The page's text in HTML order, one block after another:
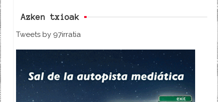
Azken txioak
Tweets by 97irratia